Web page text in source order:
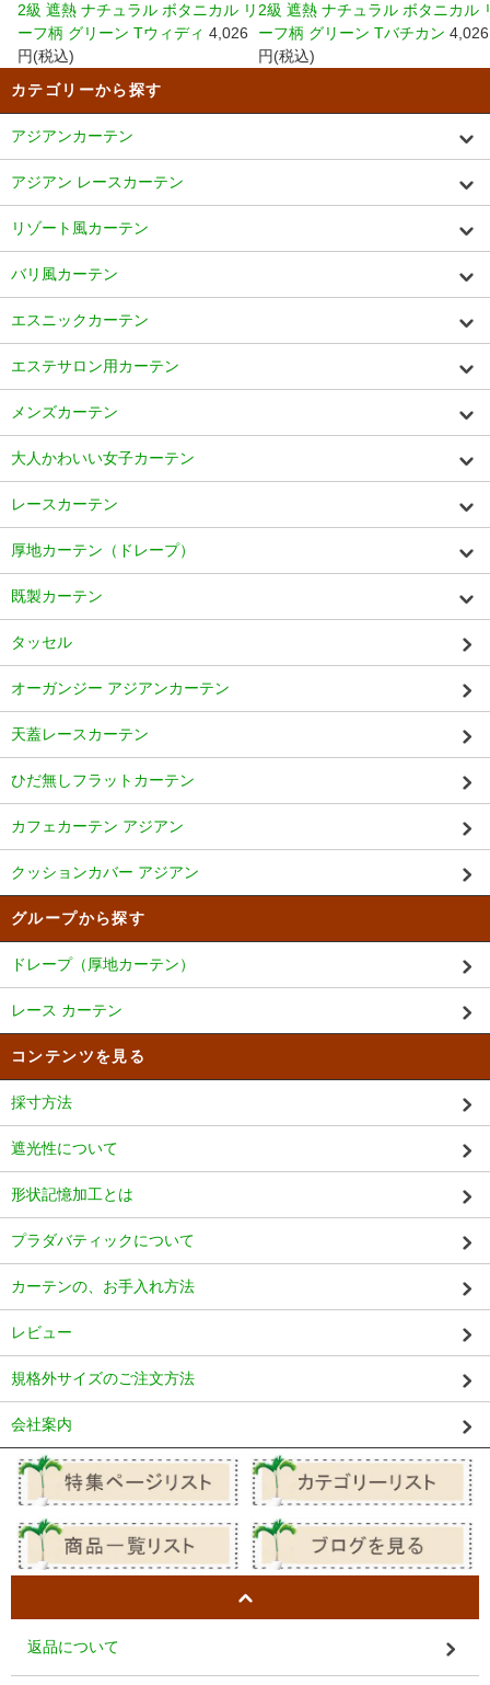
2級 遮熱 ナチュラル ボタニカル リ
ーフ柄 グリーン Tウィディ 4,026
円(税込)
2級 遮熱 ナチュラル ボタニカル
ーフ柄 グリーン Tバチカン 4,026
円(税込)
カテゴリーから探す
アジアンカーテン
アジアン レースカーテン
リゾート風カーテン
バリ風カーテン
エスニックカーテン
エステサロン用カーテン
メンズカーテン
大人かわいい女子カーテン
レースカーテン
厚地カーテン（ドレープ）
既製カーテン
タッセル
オーガンジー アジアンカーテン
天蓋レースカーテン
ひだ無しフラットカーテン
カフェカーテン アジアン
クッションカバー アジアン
グループから探す
ドレープ（厚地カーテン）
レース カーテン
コンテンツを見る
採寸方法
遮光性について
形状記憶加工とは
プラダバティックについて
カーテンの、お手入れ方法
レビュー
規格外サイズのご注文方法
会社案内
返品について